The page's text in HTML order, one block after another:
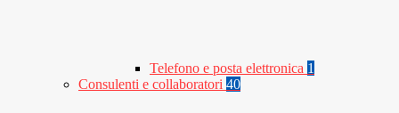
Telefono e posta elettronica 1
Consulenti e collaboratori 40